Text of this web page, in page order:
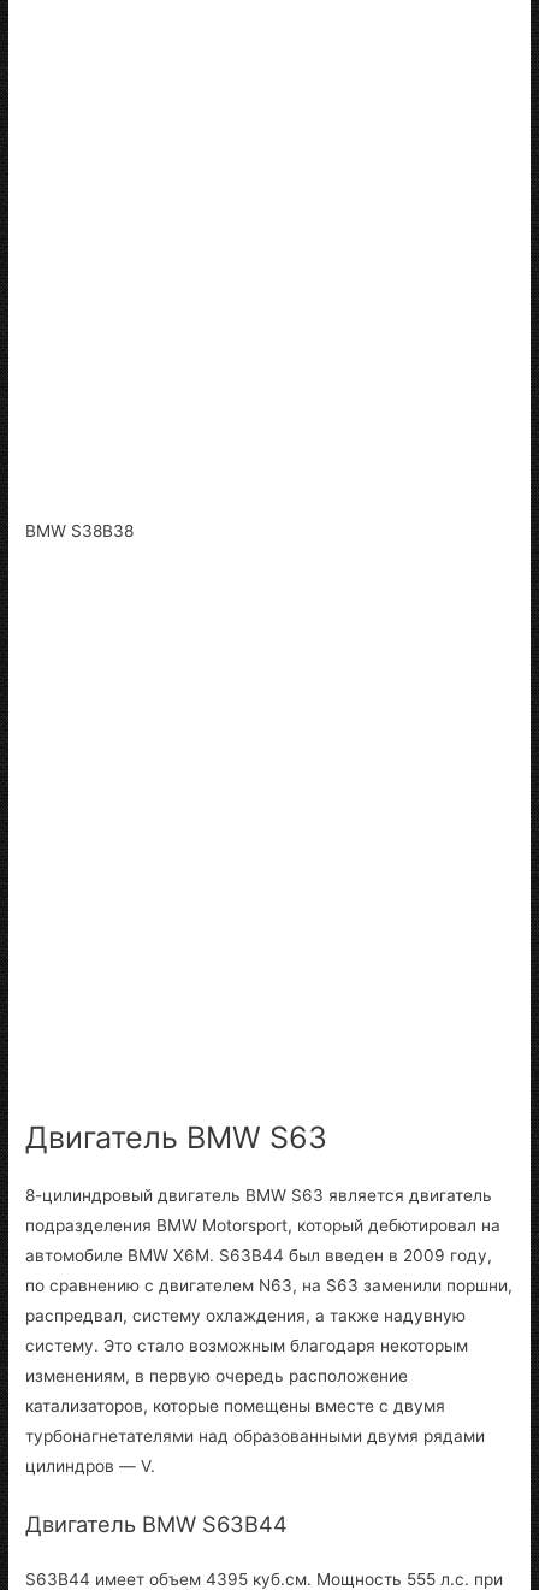
BMW S38B38
Двигатель BMW S63
8-цилиндровый двигатель BMW S63 является двигатель
подразделения BMW Motorsport, который дебютировал на
автомобиле BMW X6M. S63B44 был введен в 2009 году,
по сравнению с двигателем N63, на S63 заменили поршни,
распредвал, систему охлаждения, а также надувную
систему. Это стало возможным благодаря некоторым
изменениям, в первую очередь расположение
катализаторов, которые помещены вместе с двумя
турбонагнетателями над образованными двумя рядами
цилиндров — V.
Двигатель BMW S63B44
S63B44 имеет объем 4395 куб.см. Мощность 555 л.с. при